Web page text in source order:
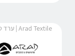
Arad Textile | ערד טקסטיל